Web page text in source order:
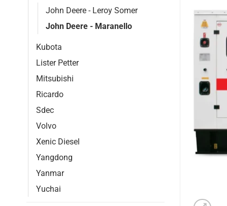
John Deere - Leroy Somer
John Deere - Maranello
Kubota
Lister Petter
Mitsubishi
Ricardo
Sdec
Volvo
Xenic Diesel
Yangdong
Yanmar
Yuchai